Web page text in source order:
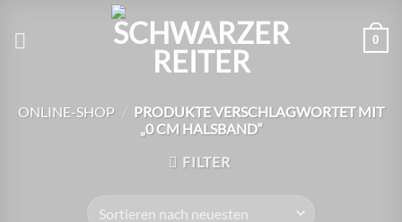
Inhalt
0
ONLINE-SHOP / PRODUKTE VERSCHLAGWORTET MIT
„0 CM HALSBAND“
FILTER